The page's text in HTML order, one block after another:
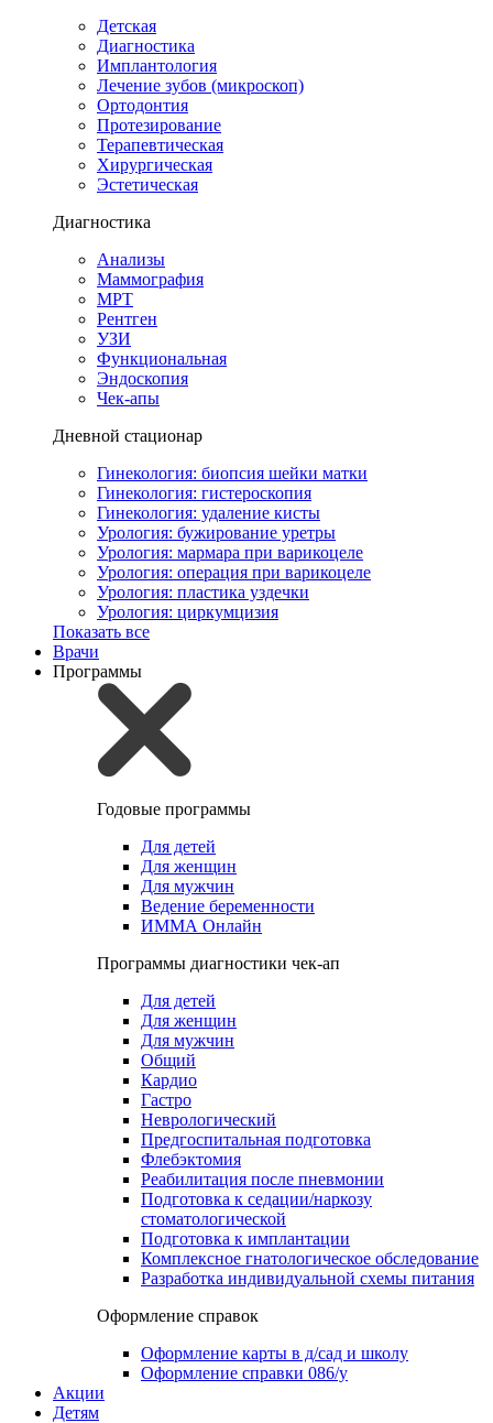
Детская
Диагностика
Имплантология
Лечение зубов (микроскоп)
Ортодонтия
Протезирование
Терапевтическая
Хирургическая
Эстетическая
Диагностика
Анализы
Маммография
МРТ
Рентген
УЗИ
Функциональная
Эндоскопия
Чек-апы
Дневной стационар
Гинекология: биопсия шейки матки
Гинекология: гистероскопия
Гинекология: удаление кисты
Урология: бужирование уретры
Урология: мармара при варикоцеле
Урология: операция при варикоцеле
Урология: пластика уздечки
Урология: циркумцизия
Показать все
Врачи
Программы
Годовые программы
Для детей
Для женщин
Для мужчин
Ведение беременности
ИММА Онлайн
Программы диагностики чек-ап
Для детей
Для женщин
Для мужчин
Общий
Кардио
Гастро
Неврологический
Предгоспитальная подготовка
Флебэктомия
Реабилитация после пневмонии
Подготовка к седации/наркозу
стоматологической
Подготовка к имплантации
Комплексное гнатологическое обследование
Разработка индивидуальной схемы питания
Оформление справок
Оформление карты в д/сад и школу
Оформление справки 086/у
Акции
Детям